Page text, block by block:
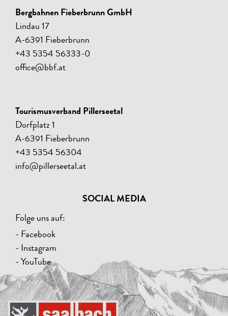
Bergbahnen Fieberbrunn GmbH
Lindau 17
A-6391 Fieberbrunn
+43 5354 56333-0
office@bbf.at
Tourismusverband Pillerseetal
Dorfplatz 1
A-6391 Fieberbrunn
+43 5354 56304
info@pillerseetal.at
SOCIAL MEDIA
Folge uns auf:
- Facebook
- Instagram
- YouTube